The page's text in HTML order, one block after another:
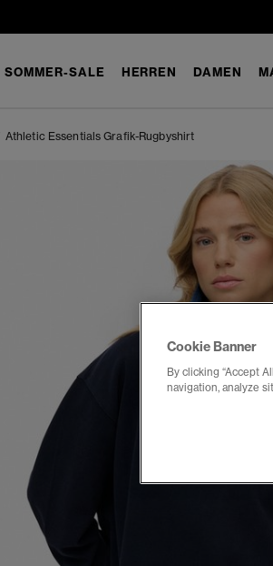
SOMMER-SALE HERREN DAMEN
Athletic Essentials Grafik-Rugbyshirt
Cookie Banner
By clicking “Accept
navigation, analyze